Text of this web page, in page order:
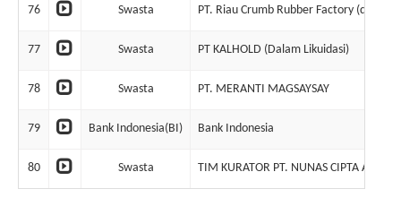
76 Swasta PT. Riau Crumb Rubber Factory (dalam
77 Swasta PT KALHOLD (Dalam Likuidasi)
78 Swasta PT. MERANTI MAGSAYSAY
79 Bank Indonesia(BI) Bank Indonesia
80 Swasta TIM KURATOR PT. NUNAS CIPTA